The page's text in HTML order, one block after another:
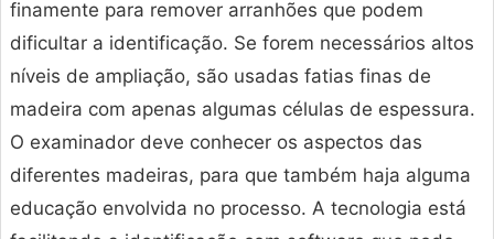
finamente para remover arranhões que podem
dificultar a identificação. Se forem necessários altos
níveis de ampliação, são usadas fatias finas de
madeira com apenas algumas células de espessura.
O examinador deve conhecer os aspectos das
diferentes madeiras, para que também haja alguma
educação envolvida no processo. A tecnologia está